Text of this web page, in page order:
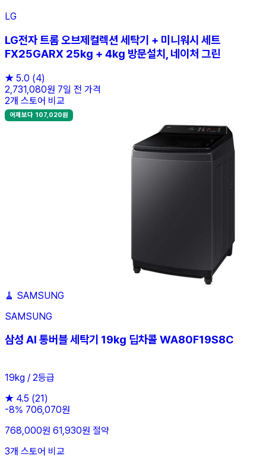
LG
LG전자 트롬 오브제컬렉션 세탁기 + 미니워시 세트
FX25GARX 25kg + 4kg 방문설치, 네이처 그린
★ 5.0 (4)
2,731,080원 7일 전 가격
2개 스토어 비교
어제보다 107,020원
🧹 SAMSUNG
SAMSUNG
삼성 AI 통버블 세탁기 19kg 딥차콜 WA80F19S8C
19kg / 2등급
★ 4.5 (21)
-8% 706,070원
768,000원 61,930원 절약
3개 스토어 비교